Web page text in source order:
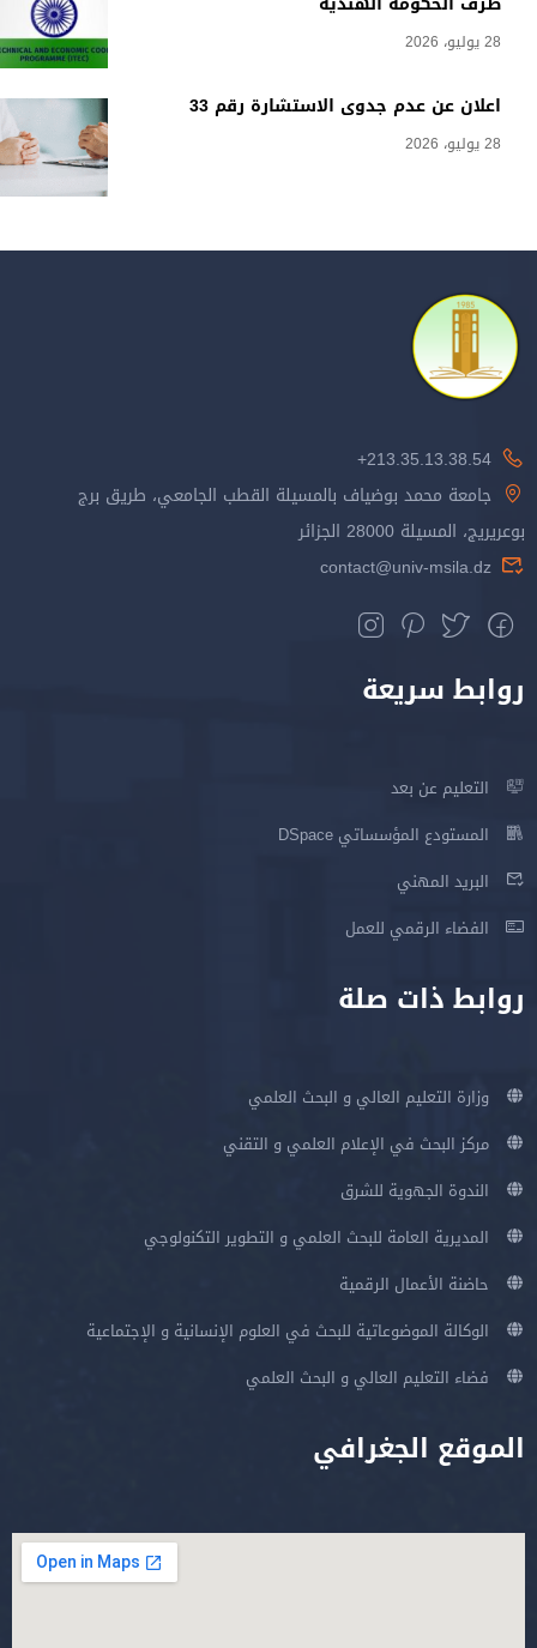
28 يوليو، 2026
اعلان عن عدم جدوى الاستشارة رقم 33
28 يوليو، 2026
213.35.13.38.54+
جامعة محمد بوضياف بالمسيلة القطب الجامعي، طريق برج
بوعريريج، المسيلة 28000 الجزائر
contact@univ-msila.dz
روابط سريعة
التعليم عن بعد
المستودع المؤسساتي DSpace
البريد المهني
الفضاء الرقمي للعمل
روابط ذات صلة
وزارة التعليم العالي و البحث العلمي
مركز البحث في الإعلام العلمي و التقني
الندوة الجهوية للشرق
المديرية العامة للبحث العلمي و التطوير التكنولوجي
حاضنة الأعمال الرقمية
الوكالة الموضوعاتية للبحث في العلوم الإنسانية و الإجتماعية
فضاء التعليم العالي و البحث العلمي
الموقع الجغرافي